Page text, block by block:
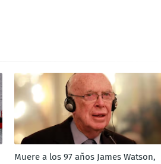
Muere a los 97 años James Watson,